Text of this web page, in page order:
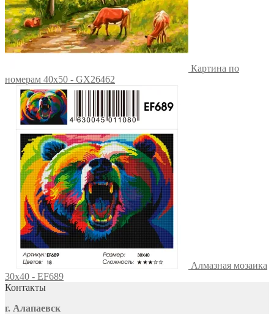
Картина по
номерам 40х50 - GX26462
Алмазная мозаика
30x40 - EF689
Контакты
г. Алапаевск